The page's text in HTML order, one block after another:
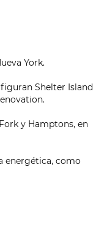
York.
Shelter Island
y Hamptons, en
energética, como